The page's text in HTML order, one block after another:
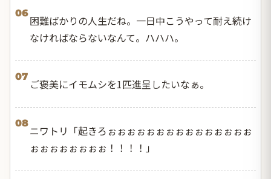
06
困難ばかりの人生だね。一日中こうやって耐え続け
なければならないなんて。ハハハ。
07
ご褒美にイモムシを1匹進呈したいなぁ。
08
ニワトリ「起きろぉぉぉぉぉぉぉぉぉぉぉぉぉぉぉ
ぉぉぉぉぉぉぉぉ！！！！」